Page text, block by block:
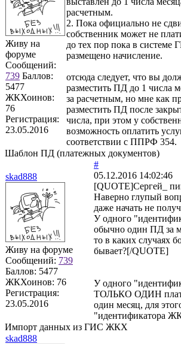
Живу на
форуме
Сообщений:
739 Баллов:
5477
ЖКХоинов:
76
Регистрация:
23.05.2016
расчетным.
2. Пока официально не
собственник может не
до тех пор пока в системе
размещено начисление.
отсюда следует, что вы
разместить ПД до 1 числа
за расчетным, но мне как
разместить ПД после
числа, при этом у
возможность оплатить
соответствии с ППРФ 354.
Шаблон ПД (платежных документов)
skad888
Живу на форуме
Сообщений: 739
Баллов: 5477
ЖКХоинов: 76
Регистрация:
23.05.2016
#
05.12.2016 14:02:46
[QUOTE]Сергей_
Наверно глупый
даже начать не
У одного
обычно один ПД за
то в каких случаях
бывает?[/QUOTE]
У одного
ТОЛЬКО ОДИН
один месяц, для
"идентификатора
Импорт данных из ГИС ЖКХ
skad888